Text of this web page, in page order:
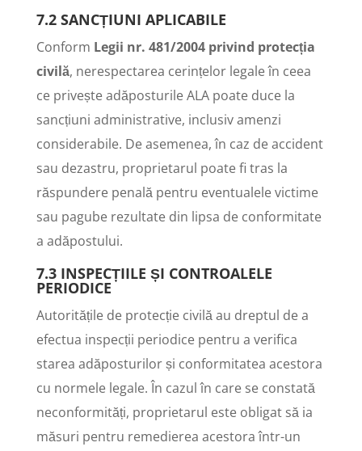
7.2 SANCȚIUNI APLICABILE
Conform Legii nr. 481/2004 privind protecția
civilă, nerespectarea cerințelor legale în ceea
ce privește adăposturile ALA poate duce la
sancțiuni administrative, inclusiv amenzi
considerabile. De asemenea, în caz de accident
sau dezastru, proprietarul poate fi tras la
răspundere penală pentru eventualele victime
sau pagube rezultate din lipsa de conformitate
a adăpostului.
7.3 INSPECȚIILE ȘI CONTROALELE
PERIODICE
Autoritățile de protecție civilă au dreptul de a
efectua inspecții periodice pentru a verifica
starea adăposturilor și conformitatea acestora
cu normele legale. În cazul în care se constată
neconformități, proprietarul este obligat să ia
măsuri pentru remedierea acestora într-un